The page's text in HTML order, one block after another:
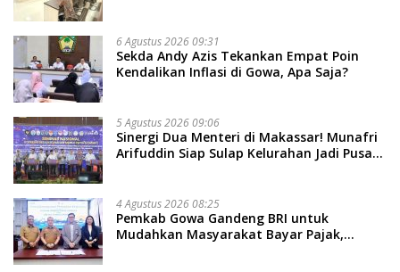
6 Agustus 2026 09:31
Sekda Andy Azis Tekankan Empat Poin
Kendalikan Inflasi di Gowa, Apa Saja?
5 Agustus 2026 09:06
Sinergi Dua Menteri di Makassar! Munafri
Arifuddin Siap Sulap Kelurahan Jadi Pusat
4 Agustus 2026 08:25
Pemkab Gowa Gandeng BRI untuk
Mudahkan Masyarakat Bayar Pajak,